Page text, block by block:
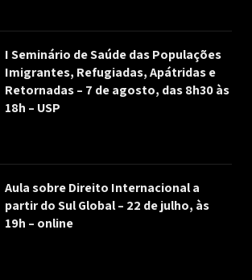
I Seminário de Saúde das Populações
Imigrantes, Refugiadas, Apátridas e
Retornadas – 7 de agosto, das 8h30 às
18h – USP
Aula sobre Direito Internacional a
partir do Sul Global – 22 de julho, às
19h – online